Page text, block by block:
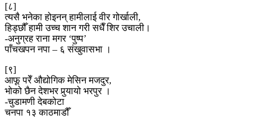
[८]
त्यसै भनेका होइनन् हामीलाई वीर गोर्खाली,
हिड्छौँ हामी उच्च शान गरी सधैँ शिर उचाली।
-अनुग्रह राना मगर ‘पुष्प’
पाँचखपन नपा – ६ संखुवासभा ।
[९]
आफू परेँ औद्योगिक मेसिन मजदुर,
भोको छैन देशभर पुर्‍यायो भरपुर ।
-चुडामणी देबकोटा
चनपा १३ काठमाडौँ